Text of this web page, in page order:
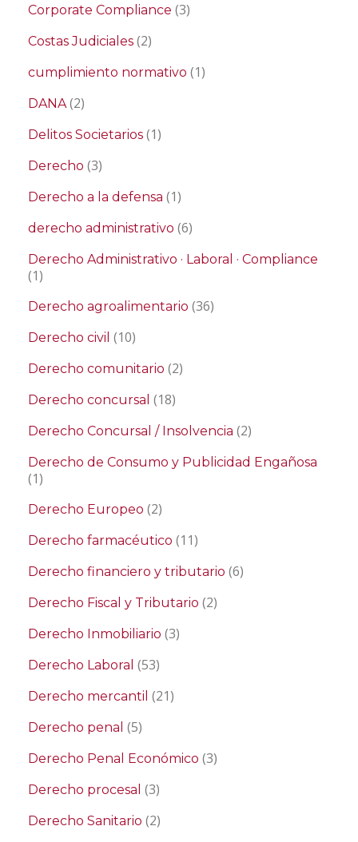
Corporate Compliance (3)
Costas Judiciales (2)
cumplimiento normativo (1)
DANA(2)
Delitos Societarios (1)
Derecho (3)
Derecho a la defensa (1)
derecho administrativo (6)
Derecho Administrativo · Laboral · Compliance
(1)
Derecho agroalimentario (36)
Derecho civil (10)
Derecho comunitario (2)
Derecho concursal (18)
Derecho Concursal / Insolvencia (2)
Derecho de Consumo y Publicidad Engañosa
(1)
Derecho Europeo (2)
Derecho farmacéutico (11)
Derecho financiero y tributario (6)
Derecho Fiscal y Tributario (2)
Derecho Inmobiliario (3)
Derecho Laboral (53)
Derecho mercantil (21)
Derecho penal (5)
Derecho Penal Económico (3)
Derecho procesal (3)
Derecho Sanitario (2)